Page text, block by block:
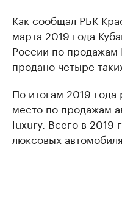
Как сообщал РБК
марта 2019 года
России по продажам
продано четыре
По итогам 2019 года
место по продажам
luxury. Всего в 2019
люксовых автомобиля.